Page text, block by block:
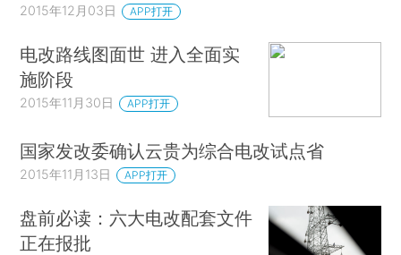
2015年12月03日 APP打开
电改路线图面世 进入全面实
施阶段
2015年11月30日 APP打开
国家发改委确认云贵为综合电改试点省
2015年11月13日 APP打开
盘前必读：六大电改配套文件
正在报批